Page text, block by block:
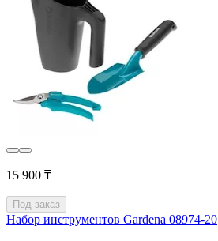
15 900 ₸
Под заказ
Набор инструментов Gardena 08974-20